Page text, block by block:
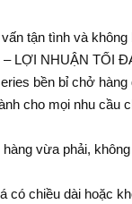
tận tình và không
– LỢI NHUẬN TỐI
bền bỉ chở
cho mọi nhu cầu
vừa phải,
có chiều dài hoặc